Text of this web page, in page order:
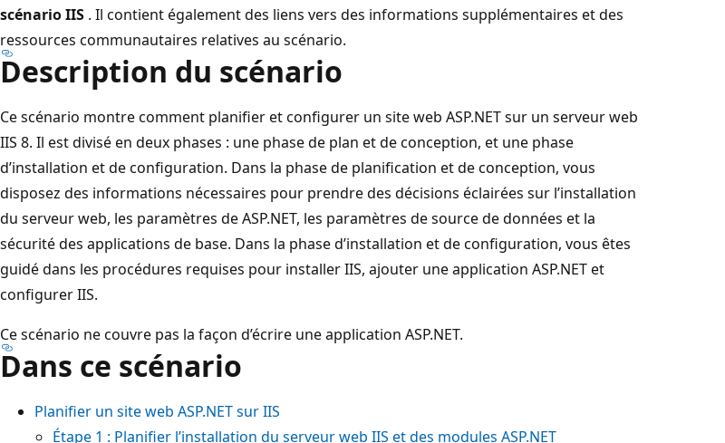
scénario IIS . Il contient également des liens vers des informations supplémentaires et des
ressources communautaires relatives au scénario.
Description du scénario
Ce scénario montre comment planifier et configurer un site web ASP.NET sur un serveur web
IIS 8. Il est divisé en deux phases : une phase de plan et de conception, et une phase
d’installation et de configuration. Dans la phase de planification et de conception, vous
disposez des informations nécessaires pour prendre des décisions éclairées sur l’installation
du serveur web, les paramètres de ASP.NET, les paramètres de source de données et la
sécurité des applications de base. Dans la phase d’installation et de configuration, vous êtes
guidé dans les procédures requises pour installer IIS, ajouter une application ASP.NET et
configurer IIS.
Ce scénario ne couvre pas la façon d’écrire une application ASP.NET.
Dans ce scénario
Planifier un site web ASP.NET sur IIS
Étape 1 : Planifier l’installation du serveur web IIS et des modules ASP.NET